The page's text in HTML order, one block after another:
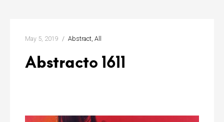
May 5, 2019 Abstract All
Abstracto 1611